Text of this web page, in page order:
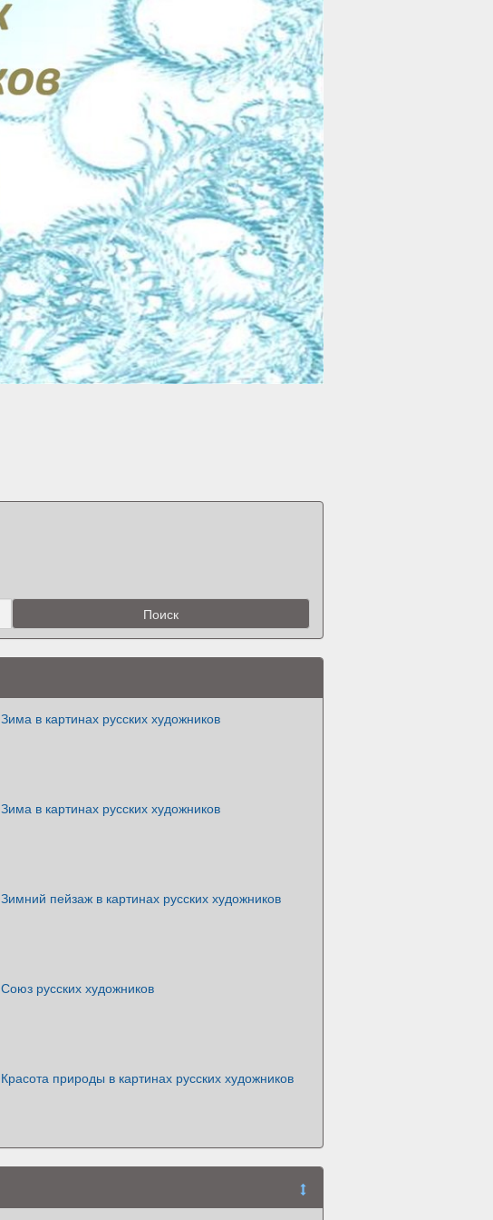
Зима в картинах русских художников
Зима в картинах русских художников
Зимний пейзаж в картинах русских художников
Союз русских художников
Красота природы в картинах русских художников